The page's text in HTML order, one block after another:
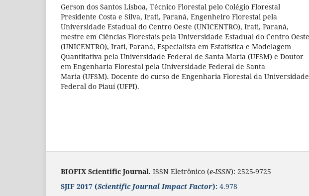
Gerson dos Santos Lisboa, Técnico Florestal pelo Colégio Florestal
Presidente Costa e Silva, Irati, Paraná, Engenheiro Florestal pela
Universidade Estadual do Centro Oeste (UNICENTRO), Irati, Paraná,
mestre em Ciências Florestais pela Universidade Estadual do Centro Oeste
(UNICENTRO), Irati, Paraná, Especialista em Estatística e Modelagem
Quantitativa pela Universidade Federal de Santa Maria (UFSM) e Doutor
em Engenharia Florestal pela Universidade Federal de Santa
Maria (UFSM). Docente do curso de Engenharia Florestal da Universidade
Federal do Piauí (UFPI).
BIOFIX Scientific Journal. ISSN Eletrônico (e-ISSN): 2525-9725
SJIF 2017 (Scientific Journal Impact Factor): 4.978